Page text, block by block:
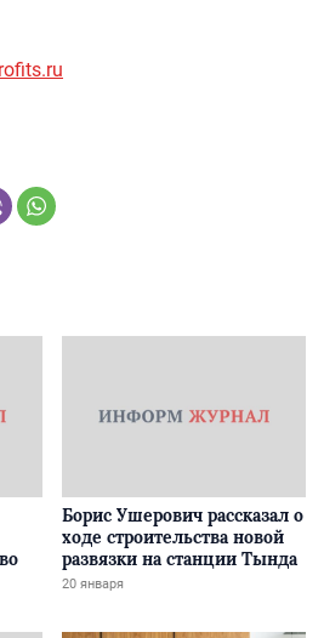
Борис Ушерович рассказал о
ходе строительства новой
развязки на станции Тында
20 января